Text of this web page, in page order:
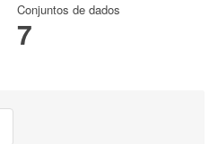
Conjuntos de dados
7